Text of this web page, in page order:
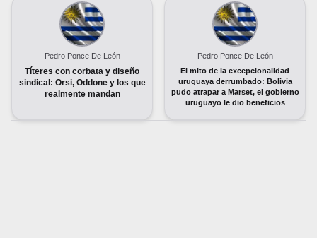
Pedro Ponce De León
Títeres con corbata y diseño
sindical: Orsi, Oddone y los que
realmente mandan
Pedro Ponce De León
El mito de la excepcionalidad
uruguaya derrumbado: Bolivia
pudo atrapar a Marset, el gobierno
uruguayo le dio beneficios